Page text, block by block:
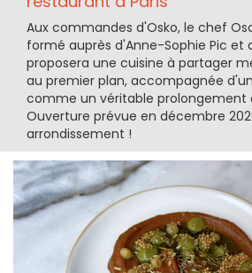
Aux commandes d'Osko, le chef
formé auprès d'Anne-Sophie Pic et
proposera une cuisine à partager
au premier plan, accompagnée
comme un véritable prolongement
Ouverture prévue en décembre
arrondissement !